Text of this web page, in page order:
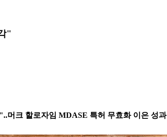
"
머크 할로자임 MDASE 특허 무효화 이은 성과